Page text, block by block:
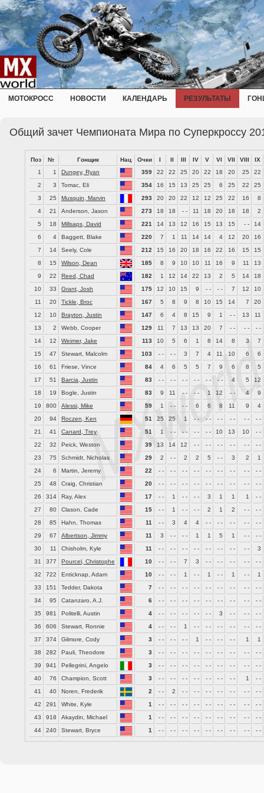
МОТОКРОСС НОВОСТИ КАЛЕНДАРЬ РЕЗУЛЬТАТЫ
Общий зачет Чемпионата Мира по Суперкроссу
Поз № Гонщик Нац Очки I II III IV V VI VII VIII
IX
1
1 Dungey, Ryan 359 22 22 25 20 22 18 20 25
22
2
3 Tomac, Eli 354 16 15 13 25 25 6 25 22
25
3
25 Musquin, Marvin 293 20 20 22 12 12 25 22 16
8
4
21 Anderson, Jason 273 18 18 - - 11 18 20 18 18
2
5
18 Millsaps, David 221 14 13 12 16 15 13 15 - -
14
6
4 Baggett, Blake 220 7 1 11 14 14 4 12 20
16
7
14 Seely, Cole 212 15 16 20 18 16 22 16 15
15
8
15 Wilson, Dean 185 8 9 10 10 11 16 9 11
13
9
22 Reed, Chad 182 1 12 14 22 13 2 5 14
18
10
33 Grant, Josh 175 12 10 15 9 - - - - 7 12
10
11
20 Tickle, Broc 167 5 8 9 8 10 15 14 7
20
12
10 Brayton, Justin 147 6 4 8 15 9 1 - - 13
11
13
2 Webb, Cooper 129 11 7 13 13 20 7 - - - -
- -
14
12 Weimer, Jake 113 10 5 6 1 8 14 8 3
7
15
47 Stewart, Malcolm 103 - - - - 3 7 4 11 10 6
6
16
61 Friese, Vince 84 4 6 5 5 7 9 6 8
5
17
51 Barcia, Justin 83 - - - - - - - - - - - - 4 5
12
18
19 Bogle, Justin 83 9 11 - - - - 1 12 - - 4
9
19
800 Alessi, Mike 59 1 - - - - 6 6 8 11 9
4
20
94 Roczen, Ken 51 25 25 1 - - - - - - - - - -
- -
21
41 Canard, Trey 51 1 - - - - - - - - 10 13 10
- -
22
32 Peick, Weston 39 13 14 12 - - - - - - - - - -
- -
23
75 Schmidt, Nicholas 29 2 - - 2 2 5 - - 3 2
1
24
6 Martin, Jeremy 22 - - - - - - - - - - - - - - - -
- -
25
48 Craig, Christian 20 - - - - - - - - - - - - - - - -
- -
26
314 Ray, Alex 17 - - 1 - - - - 3 1 1 1
- -
27
80 Clason, Cade 15 - - 1 - - - - 2 1 2 - -
- -
28
85 Hahn, Thomas 11 - - 3 4 4 - - - - - - - -
- -
29
67 Albertson, Jimmy 11 3 - - - - 1 1 5 1 - -
- -
30
11 Chisholm, Kyle 11 - - - - - - - - - - - - - - - -
3
31
377 Pourcel, Christophe 10 - - - - 7 3 - - - - - - - -
- -
32
722 Enticknap, Adam 10 - - - - 1 - - 1 - - 1 - -
1
33
151 Tedder, Dakota 7 - - - - - - - - - - - - - - - -
- -
34
95 Catanzaro, A.J. 6 - - - - - - - - - - - - - - - -
- -
35
981 Politelli, Austin 4 - - - - - - - - - - 3 - - - -
- -
36
606 Stewart, Ronnie 4 - - - - 1 - - - - - - - - - -
- -
37
374 Gilmore, Cody 3 - - - - - - 1 - - - - - - 1
1
38
282 Pauli, Theodore 3 - - - - - - - - - - - - - - - -
- -
39
941 Pellegrini, Angelo 3 - - - - - - - - - - - - - - - -
- -
40
76 Champion, Scott 3 - - - - - - - - - - - - - - 1
- -
41
40 Noren, Frederik 2 - - 2 - - - - - - - - - - - -
- -
42
291 White, Kyle 1 - - - - - - - - - - - - - - - -
- -
43
918 Akaydin, Michael 1 - - - - - - - - - - - - - - - -
- -
44
240 Stewart, Bryce 1 - - - - - - - - - - - - - - - - - -